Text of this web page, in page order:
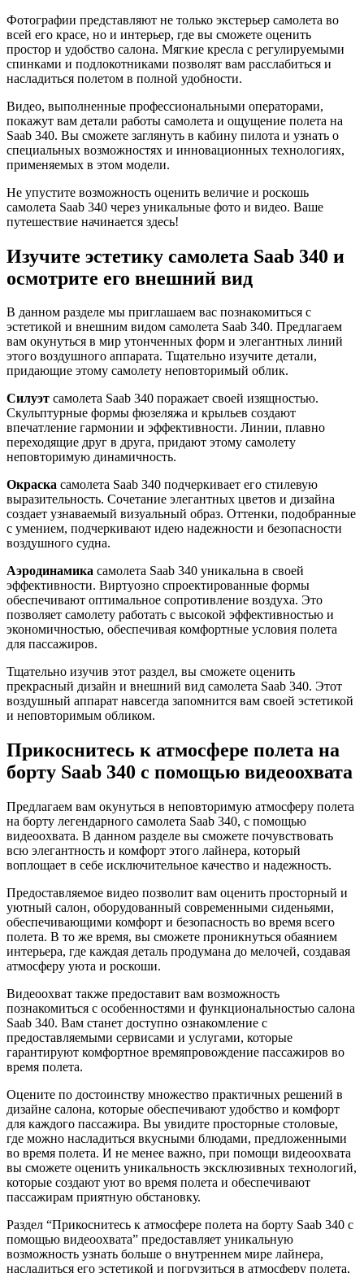
Фотографии представляют не только экстерьер самолета во
всей его красе, но и интерьер, где вы сможете оценить
простор и удобство салона. Мягкие кресла с регулируемыми
спинками и подлокотниками позволят вам расслабиться и
насладиться полетом в полной удобности.
Видео, выполненные профессиональными операторами,
покажут вам детали работы самолета и ощущение полета на
Saab 340. Вы сможете заглянуть в кабину пилота и узнать о
специальных возможностях и инновационных технологиях,
применяемых в этом модели.
Не упустите возможность оценить величие и роскошь
самолета Saab 340 через уникальные фото и видео. Ваше
путешествие начинается здесь!
Изучите эстетику самолета Saab 340 и
осмотрите его внешний вид
В данном разделе мы приглашаем вас познакомиться с
эстетикой и внешним видом самолета Saab 340. Предлагаем
вам окунуться в мир утонченных форм и элегантных линий
этого воздушного аппарата. Тщательно изучите детали,
придающие этому самолету неповторимый облик.
Силуэт самолета Saab 340 поражает своей изящностью.
Скульптурные формы фюзеляжа и крыльев создают
впечатление гармонии и эффективности. Линии, плавно
переходящие друг в друга, придают этому самолету
неповторимую динамичность.
Окраска самолета Saab 340 подчеркивает его стилевую
выразительность. Сочетание элегантных цветов и дизайна
создает узнаваемый визуальный образ. Оттенки, подобранные
с умением, подчеркивают идею надежности и безопасности
воздушного судна.
Аэродинамика самолета Saab 340 уникальна в своей
эффективности. Виртуозно спроектированные формы
обеспечивают оптимальное сопротивление воздуха. Это
позволяет самолету работать с высокой эффективностью и
экономичностью, обеспечивая комфортные условия полета
для пассажиров.
Тщательно изучив этот раздел, вы сможете оценить
прекрасный дизайн и внешний вид самолета Saab 340. Этот
воздушный аппарат навсегда запомнится вам своей эстетикой
и неповторимым обликом.
Прикоснитесь к атмосфере полета на
борту Saab 340 с помощью видеоохвата
Предлагаем вам окунуться в неповторимую атмосферу полета
на борту легендарного самолета Saab 340, с помощью
видеоохвата. В данном разделе вы сможете почувствовать
всю элегантность и комфорт этого лайнера, который
воплощает в себе исключительное качество и надежность.
Предоставляемое видео позволит вам оценить просторный и
уютный салон, оборудованный современными сиденьями,
обеспечивающими комфорт и безопасность во время всего
полета. В то же время, вы сможете проникнуться обаянием
интерьера, где каждая деталь продумана до мелочей, создавая
атмосферу уюта и роскоши.
Видеоохват также предоставит вам возможность
познакомиться с особенностями и функциональностью салона
Saab 340. Вам станет доступно ознакомление с
предоставляемыми сервисами и услугами, которые
гарантируют комфортное времяпровождение пассажиров во
время полета.
Оцените по достоинству множество практичных решений в
дизайне салона, которые обеспечивают удобство и комфорт
для каждого пассажира. Вы увидите просторные столовые,
где можно насладиться вкусными блюдами, предложенными
во время полета. И не менее важно, при помощи видеоохвата
вы сможете оценить уникальность эксклюзивных технологий,
которые создают уют во время полета и обеспечивают
пассажирам приятную обстановку.
Раздел “Прикоснитесь к атмосфере полета на борту Saab 340 с
помощью видеоохвата” предоставляет уникальную
возможность узнать больше о внутреннем мире лайнера,
насладиться его эстетикой и погрузиться в атмосферу полета,